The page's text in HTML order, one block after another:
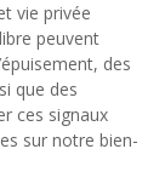
vie privée
peuvent
des
que des
ces signaux
sur notre bien-